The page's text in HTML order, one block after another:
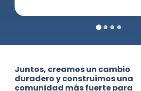
Juntos, creamos un cambio
duradero y construimos una
comunidad más fuerte para